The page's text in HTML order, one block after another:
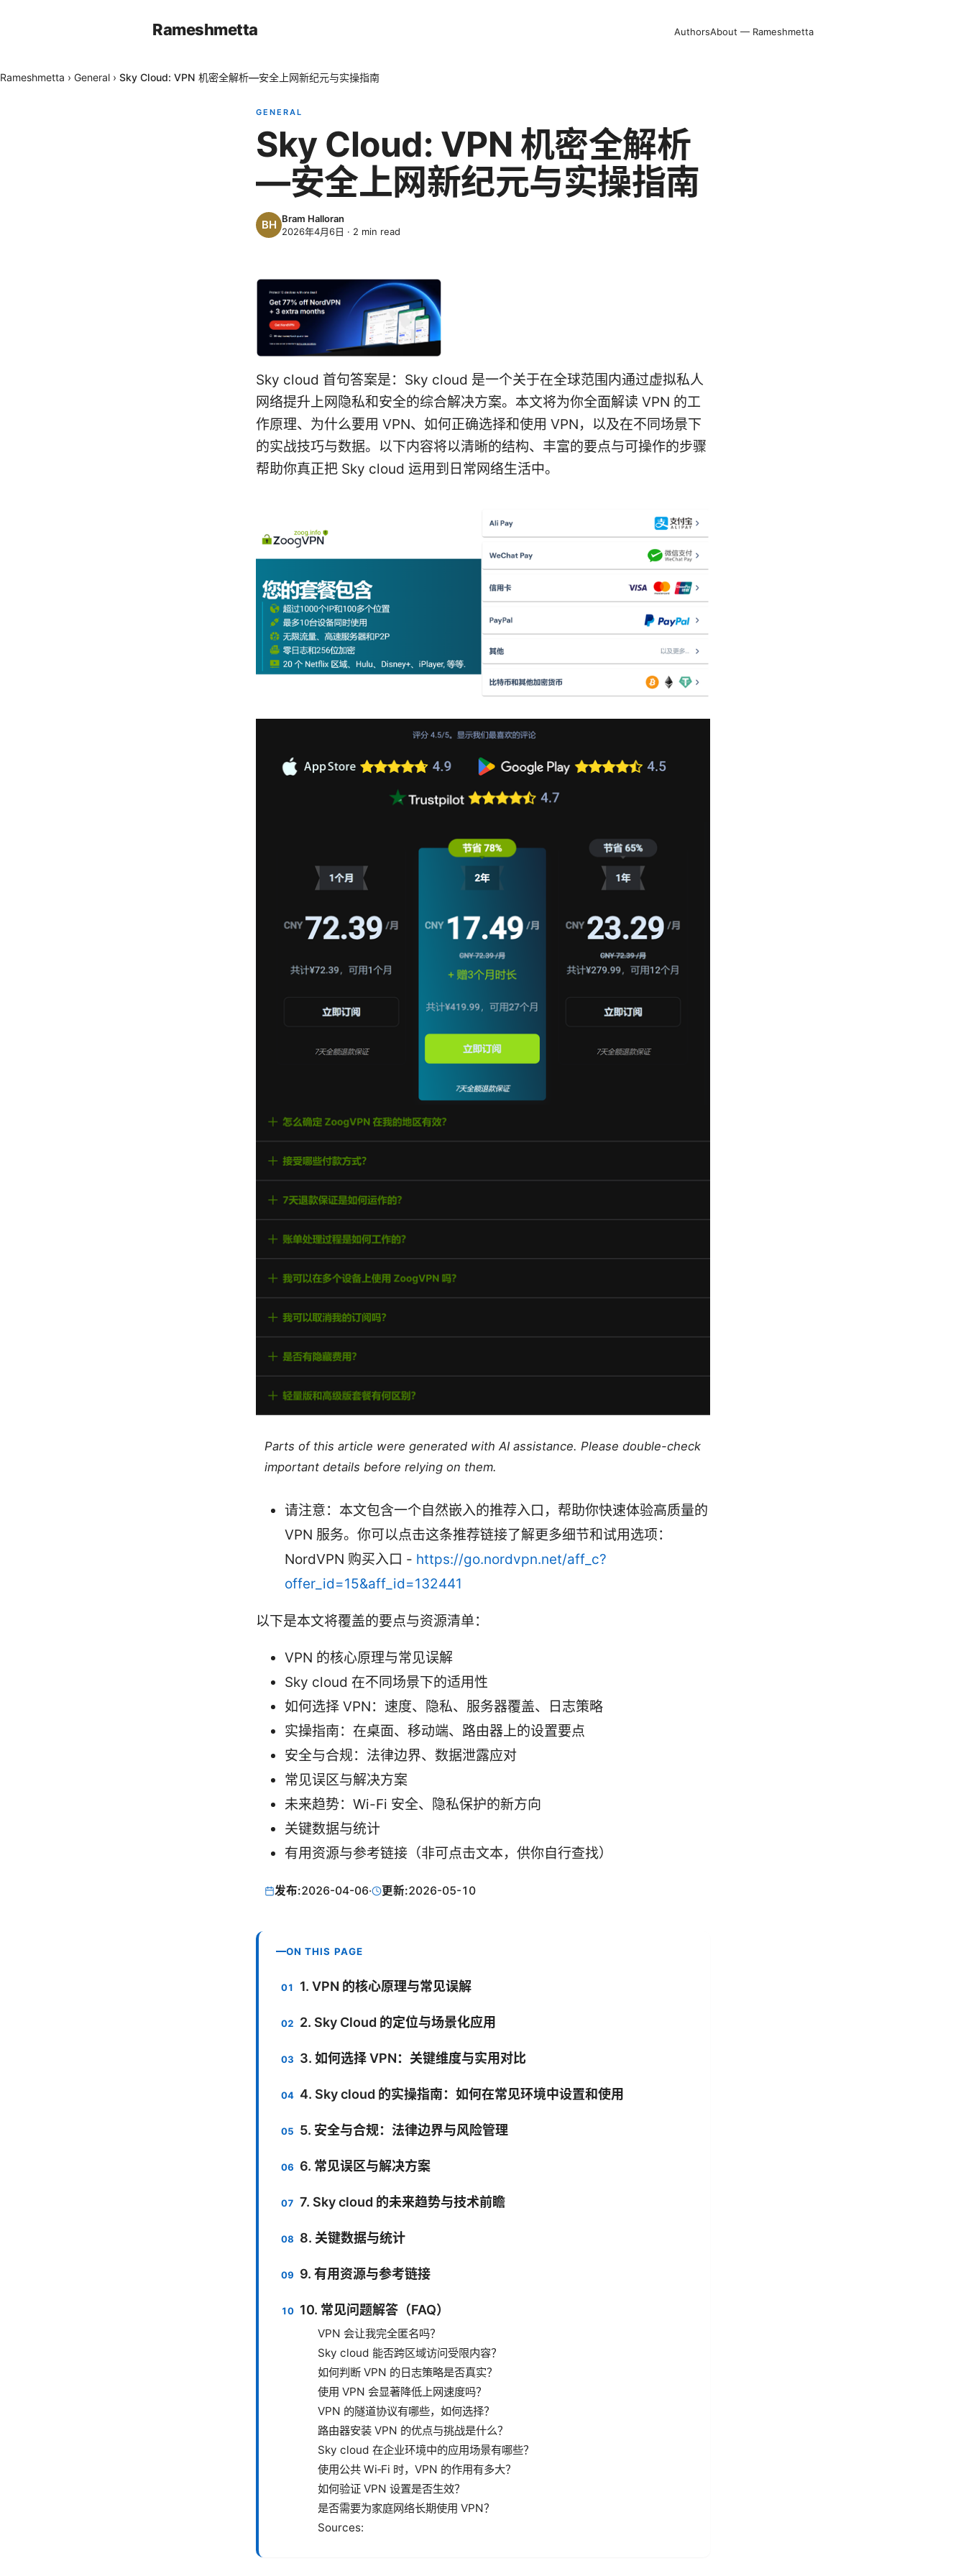
Rameshmetta AuthorsAbout — Rameshmetta
Rameshmetta › General › Sky Cloud: VPN 机密全解析—安全上网新纪元与实操指南
GENERAL
Sky Cloud: VPN 机密全解析
—安全上网新纪元与实操指南
Bram Halloran
2026年4月6日 · 2 min read
Sky cloud 首句答案是：Sky cloud 是一个关于在全球范围内通过虚拟私人
网络提升上网隐私和安全的综合解决方案。本文将为你全面解读 VPN 的工
作原理、为什么要用 VPN、如何正确选择和使用 VPN，以及在不同场景下
的实战技巧与数据。以下内容将以清晰的结构、丰富的要点与可操作的步骤
帮助你真正把 Sky cloud 运用到日常网络生活中。
Parts of this article were generated with AI assistance. Please double-check
important details before relying on them.
请注意：本文包含一个自然嵌入的推荐入口，帮助你快速体验高质量的
VPN 服务。你可以点击这条推荐链接了解更多细节和试用选项：
NordVPN 购买入口 - https://go.nordvpn.net/aff_c?
offer_id=15&aff_id=132441
以下是本文将覆盖的要点与资源清单：
VPN 的核心原理与常见误解
Sky cloud 在不同场景下的适用性
如何选择 VPN：速度、隐私、服务器覆盖、日志策略
实操指南：在桌面、移动端、路由器上的设置要点
安全与合规：法律边界、数据泄露应对
常见误区与解决方案
未来趋势：Wi-Fi 安全、隐私保护的新方向
关键数据与统计
有用资源与参考链接（非可点击文本，供你自行查找）
发布:2026-04-06· 更新:2026-05-10
ON THIS PAGE
1. VPN 的核心原理与常见误解
2. Sky Cloud 的定位与场景化应用
3. 如何选择 VPN：关键维度与实用对比
4. Sky cloud 的实操指南：如何在常见环境中设置和使用
5. 安全与合规：法律边界与风险管理
6. 常见误区与解决方案
7. Sky cloud 的未来趋势与技术前瞻
8. 关键数据与统计
9. 有用资源与参考链接
10. 常见问题解答（FAQ）
VPN 会让我完全匿名吗？
Sky cloud 能否跨区域访问受限内容？
如何判断 VPN 的日志策略是否真实？
使用 VPN 会显著降低上网速度吗？
VPN 的隧道协议有哪些，如何选择？
路由器安装 VPN 的优点与挑战是什么？
Sky cloud 在企业环境中的应用场景有哪些？
使用公共 Wi‑Fi 时，VPN 的作用有多大？
如何验证 VPN 设置是否生效？
是否需要为家庭网络长期使用 VPN？
Sources: